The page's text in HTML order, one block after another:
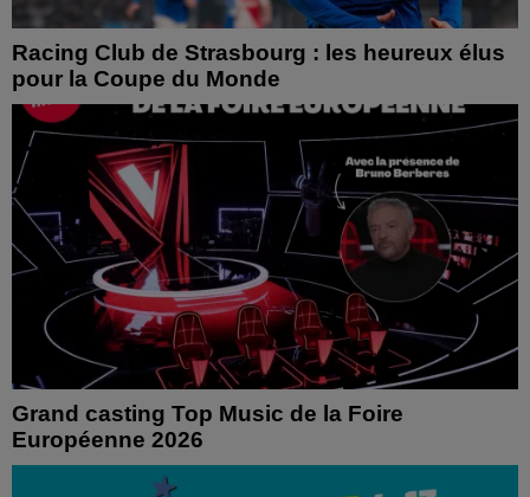
Racing Club de Strasbourg : les heureux élus
pour la Coupe du Monde
Grand casting Top Music de la Foire
Européenne 2026